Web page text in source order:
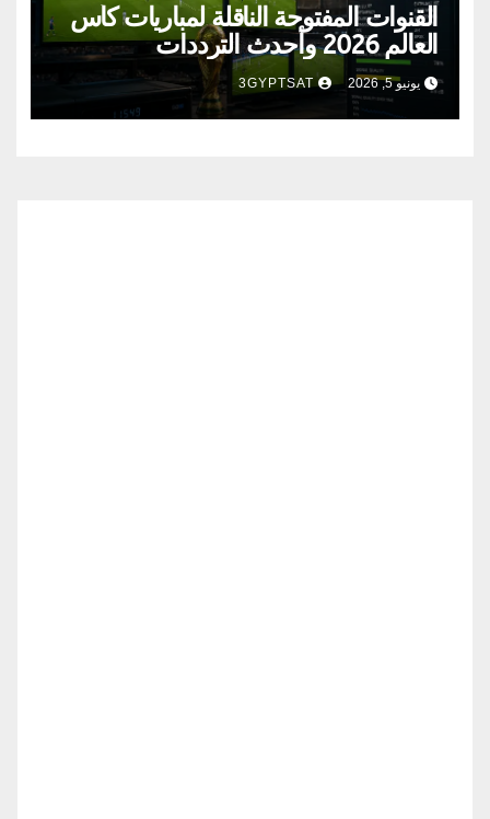
القنوات المفتوحة الناقلة لمباريات كأس
العالم 2026 وأحدث الترددات
يونيو 5, 2026 3GYPTSAT